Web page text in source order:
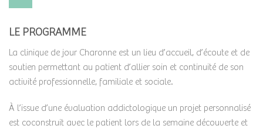
LE PROGRAMME
La clinique de jour Charonne est un lieu d’accueil, d’écoute et de
soutien permettant au patient d’allier soin et continuité de son
activité professionnelle, familiale et sociale.
À l’issue d’une évaluation addictologique un projet personnalisé
est coconstruit avec le patient lors de la semaine découverte et